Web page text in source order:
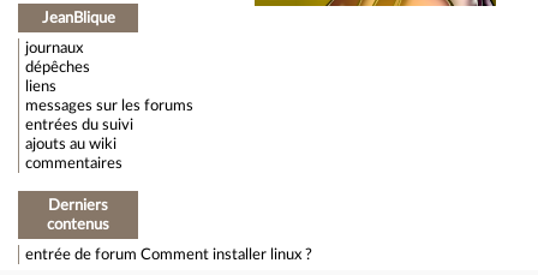
JeanBlique
journaux
dépêches
liens
messages sur les forums
entrées du suivi
ajouts au wiki
commentaires
Derniers
contenus
entrée de forum Comment installer linux ?